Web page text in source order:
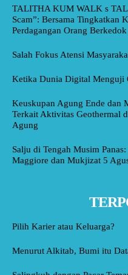
TALITHA KUM WALK s
Scam”: Bersama Tingkatkan
Perdagangan Orang
Salah Fokus Atensi
Ketika Dunia Digital Menguji
Keuskupan Agung Ende dan
Terkait Aktivitas Geothermal
Agung
Salju di Tengah Musim
Maggiore dan Mukjizat 5
Pilih Karier atau Keluarga?
Menurut Alkitab, Bumi itu